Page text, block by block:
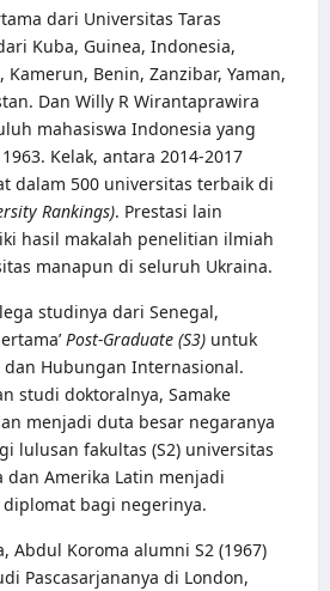
dari Universitas Taras
Kuba, Guinea, Indonesia,
Kamerun, Benin, Zanzibar, Yaman,
Dan Willy R Wirantaprawira
mahasiswa Indonesia yang
Kelak, antara 2014-2017
dalam 500 universitas terbaik di
Rankings). Prestasi lain
hasil makalah penelitian ilmiah
manapun di seluruh Ukraina.
studinya dari Senegal,
Post-Graduate (S3) untuk
Hubungan Internasional.
studi doktoralnya, Samake
menjadi duta besar negaranya
lulusan fakultas (S2) universitas
Amerika Latin menjadi
bagi negerinya.
Abdul Koroma alumni S2 (1967)
Pascasarjananya di London,